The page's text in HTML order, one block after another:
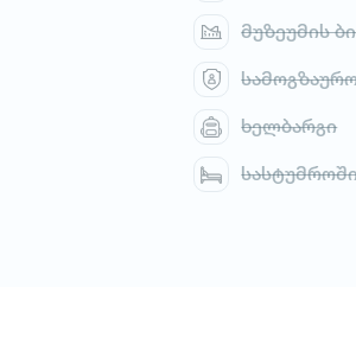
მუზეუმის
ხელბარგი